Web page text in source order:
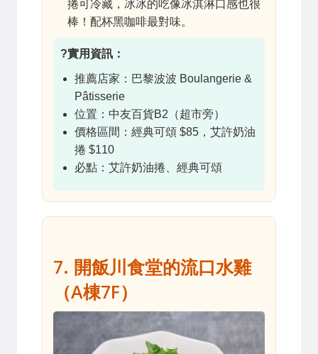
捲可冷藏，冰冰的吃像冰淇淋口感也很
棒！配杯黑咖啡最對味。
?實用資訊：
推薦店家：巴黎波波 Boulangerie &
Pâtisserie
位置：中友百貨B2（超市旁）
價格區間：經典可頌 $85，艾許奶油
捲 $110
必點：艾許奶油捲、經典可頌
7. 開飯川食堂的流口水雞
（A棟7F）